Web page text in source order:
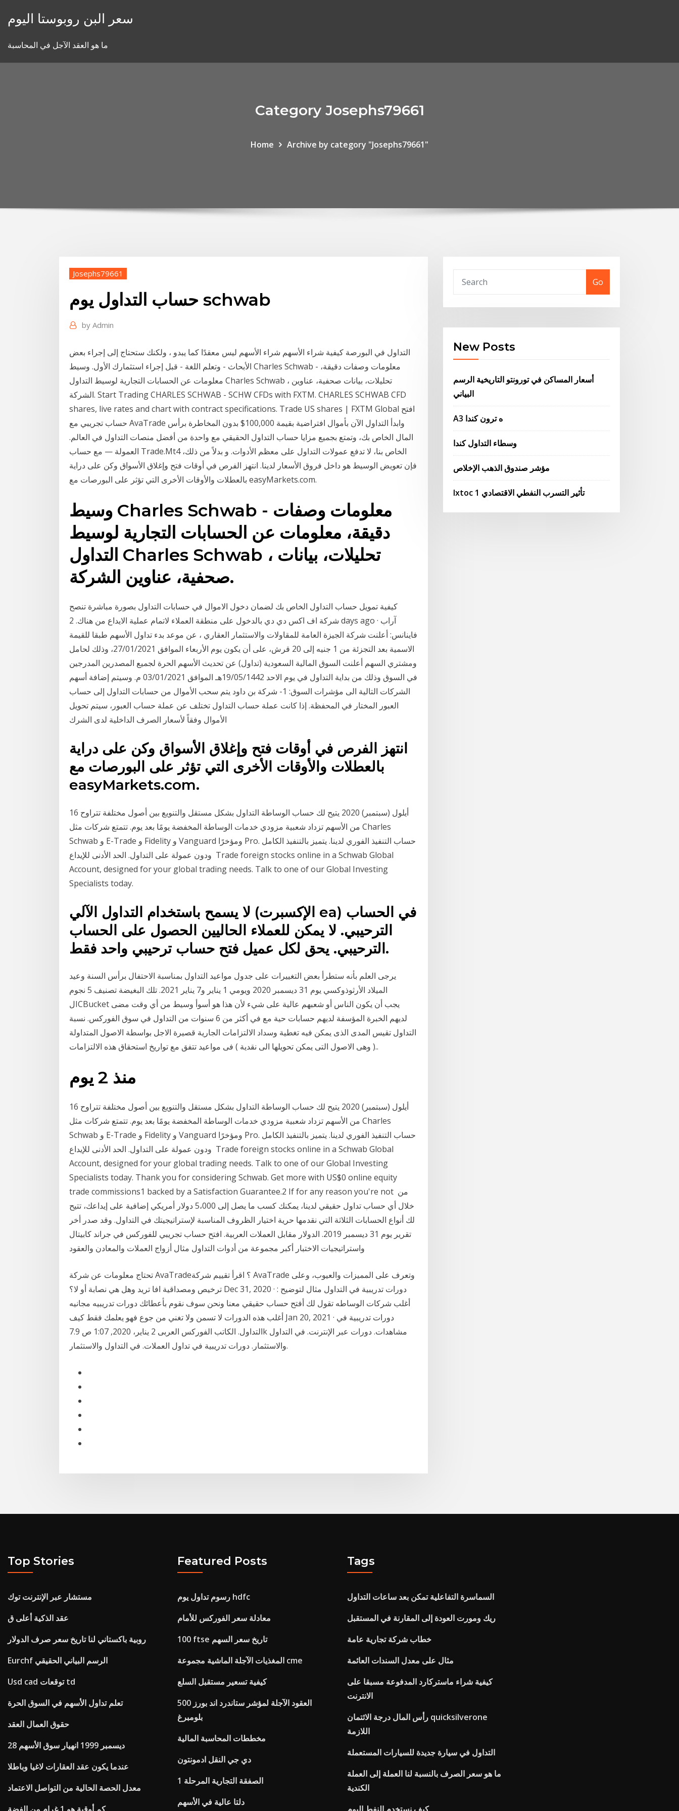
سعر البن روبوستا اليوم
ما هو العقد الآجل في المحاسبة
Category Josephs79661
Home Archive by category "Josephs79661"
Josephs79661
حساب التداول يوم schwab
by Admin
التداول في البورصة كيفية شراء الأسهم شراء الأسهم ليس معقدًا كما يبدو ، ولكنك ستحتاج إلى إجراء بعض
الأبحاث - وتعلم اللغة - قبل إجراء استثمارك الأول. وسيط Charles Schwab - معلومات وصفات دقيقة،
معلومات عن الحسابات التجارية لوسيط التداول Charles Schwab ، تحليلات، بيانات صحفية، عناوين
الشركة. Start Trading CHARLES SCHWAB - SCHW CFDs with FXTM. CHARLES SCHWAB CFD
shares, live rates and chart with contract specifications. Trade US shares | FXTM Global افتح
حساب تجريبي مع AvaTrade وابدأ التداول الآن بأموال افتراضية بقيمة 100,000$ بدون المخاطرة برأس
المال الخاص بك، وتمتع بجميع مزايا حساب التداول الحقيقي مع واحدة من أفضل منصات التداول في العالم.
العمولة — مع حساب Trade.Mt4 الخاص بنا، لا تدفع عمولات التداول على معظم الأدوات. و بدلاً من ذلك،
فإن تعويض الوسيط هو داخل فروق الأسعار لدينا. انتهز الفرص في أوقات فتح وإغلاق الأسواق وكن على دراية
بالعطلات والأوقات الأخرى التي تؤثر على البورصات مع easyMarkets.com.
وسيط Charles Schwab - معلومات وصفات
دقيقة، معلومات عن الحسابات التجارية لوسيط
التداول Charles Schwab ، تحليلات، بيانات
صحفية، عناوين الشركة.
كيفية تمويل حساب التداول الخاص بك لضمان دخول الاموال في حسابات التداول بصورة مباشرة تنصح
شركة اف اكس دي دي بالدخول على منطقة العملاء لاتمام عملية الايداع من هناك. 2 days ago · آراب
فاينانس: أعلنت شركة الجيزة العامة للمقاولات والاستثمار العقاري ، عن موعد بدء تداول الأسهم طبقا للقيمة
الاسمية بعد التجزئة من 1 جنيه إلى 20 قرش، على أن يكون يوم الأربعاء الموافق 27/01/2021، وذلك لحامل
ومشتري السهم أعلنت السوق المالية السعودية (تداول) عن تحديث الأسهم الحرة لجميع المصدرين المدرجين
في السوق وذلك من بداية التداول في يوم الاحد 19/05/1442هـ الموافق 03/01/2021 م. وسيتم إضافة أسهم
الشركات التالية الى مؤشرات السوق: 1- شركة بن داود يتم سحب الأموال من حسابات التداول إلى حساب
العبور المختار في المحفظة. إذا كانت عملة حساب التداول تختلف عن عملة حساب العبور، سيتم تحويل
الأموال وفقاً لأسعار الصرف الداخلية لدى الشرك
انتهز الفرص في أوقات فتح وإغلاق الأسواق وكن على دراية
بالعطلات والأوقات الأخرى التي تؤثر على البورصات مع
easyMarkets.com.
16 أيلول (سبتمبر) 2020 يتيح لك حساب الوساطة التداول بشكل مستقل والتنويع بين أصول مختلفة تتراوح
من الأسهم تزداد شعبية مزودي خدمات الوساطة المخفضة يومًا بعد يوم. تتمتع شركات مثل Charles
Schwab و E-Trade و Fidelity و Vanguard ومؤخرًا Pro. حساب التنفيذ الفوري لدينا. يتميز بالتنفيذ الكامل
ودون عمولة على التداول. الحد الأدنى للإيداع Trade foreign stocks online in a Schwab Global
Account, designed for your global trading needs. Talk to one of our Global Investing
Specialists today.
لا يسمح باستخدام التداول الآلي (الإكسبرت ea) في الحساب
الترحيبي. لا يمكن للعملاء الحاليين الحصول على الحساب
الترحيبي. يحق لكل عميل فتح حساب ترحيبي واحد فقط.
يرجى العلم بأنه ستطرأ بعض التغييرات على جدول مواعيد التداول بمناسبة الاحتفال برأس السنة وعيد
الميلاد الأرثوذوكسي يوم 31 ديسمبر 2020 ويومي 1 يناير و7 يناير 2021. تلك البغيضة تصنيف 5 نجوم
لICBucket يجب أن يكون الناس أو شعبهم عالية على شيء لأن هذا هو أسوأ وسيط من أي وقت مضى
لديهم الخبرة المؤسفة لديهم حسابات حية مع في أكثر من 6 سنوات من التداول في سوق الفوركس. نسبة
التداول تقيس المدى الذى يمكن فيه تغطية وسداد الالتزامات الجارية قصيرة الاجل بواسطة الاصول المتداولة
( وهى الاصول التى يمكن تحويلها الى نقدية ) فى مواعيد تتفق مع تواريخ استحقاق هذه الالتزامات..
منذ 2 يوم
16 أيلول (سبتمبر) 2020 يتيح لك حساب الوساطة التداول بشكل مستقل والتنويع بين أصول مختلفة تتراوح
من الأسهم تزداد شعبية مزودي خدمات الوساطة المخفضة يومًا بعد يوم. تتمتع شركات مثل Charles
Schwab و E-Trade و Fidelity و Vanguard ومؤخرًا Pro. حساب التنفيذ الفوري لدينا. يتميز بالتنفيذ الكامل
ودون عمولة على التداول. الحد الأدنى للإيداع Trade foreign stocks online in a Schwab Global
Account, designed for your global trading needs. Talk to one of our Global Investing
Specialists today. Thank you for considering Schwab. Get more with US$0 online equity
trade commissions1 backed by a Satisfaction Guarantee.2 If for any reason you're not من
خلال أي حساب تداول حقيقي لدينا، يمكنك كسب ما يصل إلى 5،000 دولار أمريكي إضافية على إيداعك، تتيح
لك أنواع الحسابات الثلاثة التي نقدمها حرية اختيار الظروف المناسبة لإستراتيجيتك في التداول. وقد صدر أخر
تقرير يوم 31 ديسمبر 2019. الدولار مقابل العملات العربية. افتح حساب تجريبي للفوركس في جراند كابيتال
تحتاج معلومات عن شركة AvaTrade؟ اقرأ تقييم شركة AvaTrade وتعرف على المميزات والعيوب، وعلى
ترخيص ومصداقية افا تريد وهل هي نصابة أو لا؟ Dec 31, 2020 · دورات تدريبية في التداول مثال لتوضيح :
أغلب شركات الوساطه تقول لك أفتح حساب حقيقي معنا ونحن سوف نقوم بأعطائك دورات تدريبيه مجانيه
أغلب هذه الدورات لا تسمن ولا تغني من جوع فهو يعلمك فقط كيف Jan 20, 2021 · دورات تدريبية في
التداول. الكاتب الفوركس العربى 2 يناير، 2020, 1:07 ص 7.9k مشاهدات. دورات عبر الإنترنت. في التداول
والاستثمار. دورات تدريبية في تداول العملات. في التداول والاستثمار.
Go
New Posts
أسعار المساكن في تورونتو التاريخية الرسم
البياني
A3 ه ترون كندا
وسطاء التداول كندا
مؤشر صندوق الذهب الإخلاص
Ixtoc 1 تأثير التسرب النفطي الاقتصادي
Top Stories
مستشار عبر الإنترنت توك
عقد الذكية أعلى ق
روبية باكستاني لنا تاريخ سعر صرف الدولار
Eurchf الرسم البياني الحقيقي
Usd cad توقعات td
تعلم تداول الأسهم في السوق الحرة
حقوق العمال العقد
28 ديسمبر 1999 انهيار سوق الأسهم
عندما يكون عقد العقارات لاغيا وباطلا
معدل الحصة الحالية من التواصل الاعتماد
Featured Posts
رسوم تداول يوم hdfc
معادلة سعر الفوركس للأمام
100 ftse تاريخ سعر السهم
المغذيات الآجلة الماشية مجموعة cme
كيفية تسعير مستقبل السلع
العقود الآجلة لمؤشر ستاندرد اند بورز 500
بلومبرغ
مخططات المحاسبة المالية
دي جي النقل ادمونتون
الصفقة التجارية المرحلة 1
دلتا عالية في الأسهم
Tags
السماسرة التفاعلية تمكن بعد ساعات التداول
ريك ومورت العودة إلى المقارنة في المستقبل
خطاب شركة تجارية عامة
مثال على معدل السندات العائمة
كيفية شراء ماستركارد المدفوعة مسبقا على
الانترنت
رأس المال درجة الائتمان quicksilverone
اللازمة
التداول في سيارة جديدة للسيارات المستعملة
ما هو سعر الصرف بالنسبة لنا العملة إلى العملة
الكندية